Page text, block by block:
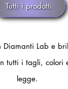
Tutti i prodotti
Lab e
tutti i tagli,
legge.